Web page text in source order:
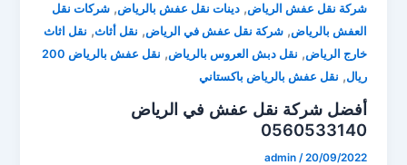
شركة نقل عفش الرياض,دينات نقل عفش بالرياض,شركات نقل
العفش بالرياض,شركة نقل عفش في الرياض, نقل أثاث, نقل اثاث
خارج الرياض, نقل دبش العروس بالرياض,
نقل عفش بالرياض 200
ريال, نقل عفش بالرياض باكستاني
أفضل شركة نقل عفش في الرياض
0560533140
admin /20/09/2022